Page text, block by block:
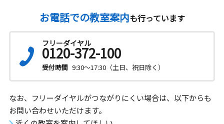
お電話での教室案内も行っています
フリーダイヤル
0120-372-100
受付時間 9:30～17:30（土日、祝日除く）
なお、フリーダイヤルがつながりにくい場合は、以下からも
お問い合わせいただけます。